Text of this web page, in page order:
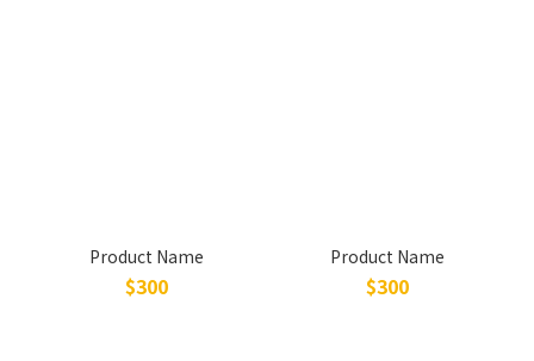
Product Name
$300
Product Name
$300